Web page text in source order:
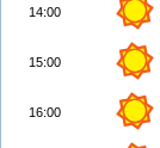
14:00
15:00
16:00